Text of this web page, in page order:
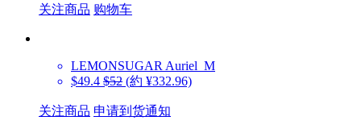
关注商品 购物车
LEMONSUGAR Auriel_M
$49.4 $52 (約 ¥332.96)
关注商品 申请到货通知